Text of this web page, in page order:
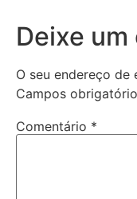
Deixe
O seu endereço de
Campos
Comentário *